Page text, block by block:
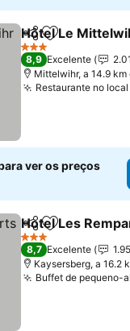
PartilharAdicionar
Hôtel Le
3 Estrelas
8,9 Excelente
Mittelwihr, a 14.9 km
Restaurante no local
ver os preços
PartilharAdicionar
Hotel Les
3 Estrelas
8,7 Excelente
Kaysersberg, a 16.2
Buffet de pequeno-